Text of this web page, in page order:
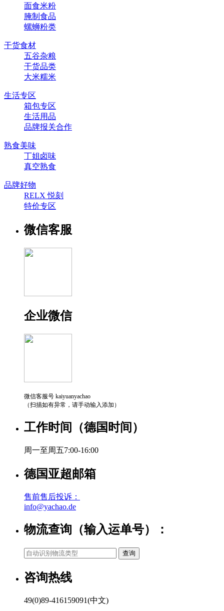
面食米粉
腌制食品
螺蛳粉类
干货食材
五谷杂粮
干货品类
大米糯米
生活专区
箱包专区
生活用品
品牌报关合作
熟食美味
丁姐卤味
真空熟食
品牌好物
RELX 悦刻
特价专区
微信客服
企业微信
微信客服号 kaiyuanyachao
（扫描如有异常，请手动输入添加）
工作时间（德国时间）
周一至周五7:00-16:00
德国亚超邮箱
售前售后投诉：
info@yachao.de
物流查询（输入运单号）：
咨询热线
49(0)89-416159091(中文)